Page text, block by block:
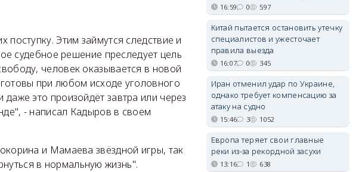
Этим займутся следствие и
судебное решение преследует цель
человек оказывается в новой
при любом исходе уголовного
это произойдёт завтра или через
- написал Кадыров в своем
и Мамаева звёздной игры, так
в нормальную жизнь".
16:59 0 597
Китай пытается остановить утечку
специалистов и ужесточает
правила выезда
16:07 0 345
Иран отменил удар по Украине,
однако требует компенсацию за
атаку на судно
15:46 3 1052
Европа теряет свои главные
реки из-за рекордной засухи
13:16 1 638